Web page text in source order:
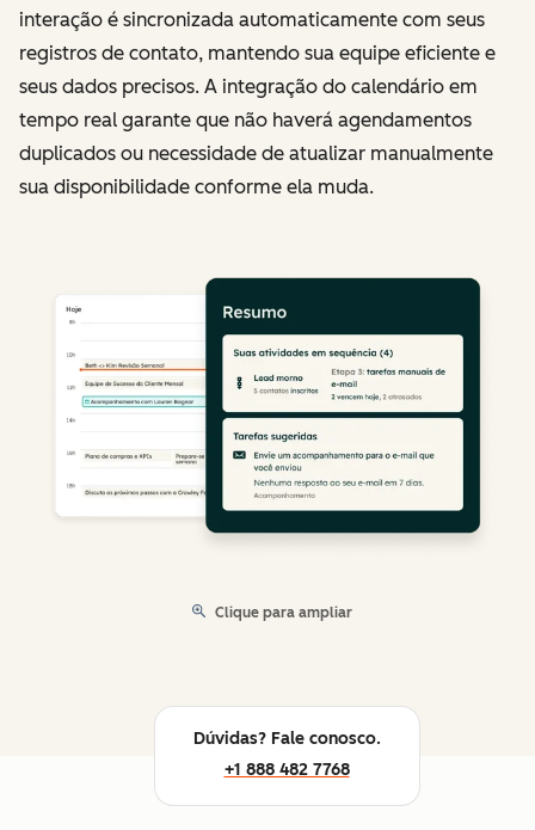
interação é sincronizada automaticamente com seus
registros de contato, mantendo sua equipe eficiente e
seus dados precisos. A integração do calendário em
tempo real garante que não haverá agendamentos
duplicados ou necessidade de atualizar manualmente
sua disponibilidade conforme ela muda.
Clique para ampliar
Dúvidas? Fale conosco.
+1 888 482 7768